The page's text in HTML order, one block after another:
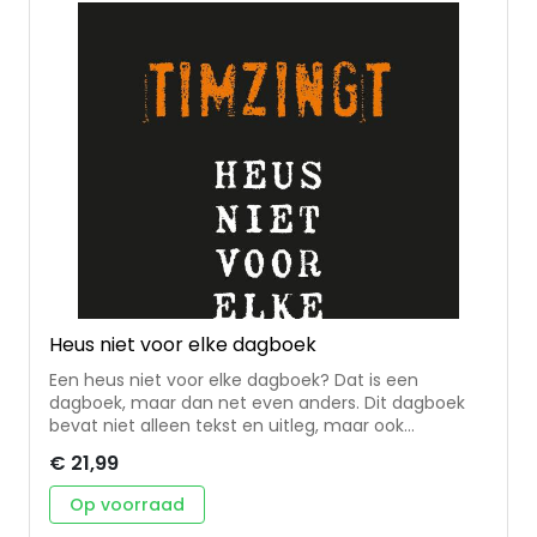
Ommen, Grace, Arenda Haasnoot, Sarianne van
Dalen, Joyce de Jongh, Liza de Jonge, Erica Duenk,
Kari Vermunt, Mira de Boer en Annelies van
Heus niet voor elke dagboek
Een heus niet voor elke dagboek? Dat is een
dagboek, maar dan net even anders. Dit dagboek
bevat niet alleen tekst en uitleg, maar ook
cabaret. Een dagboek voor mensen die het niet lukt
om elke dag een dagboek te lezen. Voor mensen
die zich er niet voor schamen dat ze hun vrome
€ 21,99
Op voorraad